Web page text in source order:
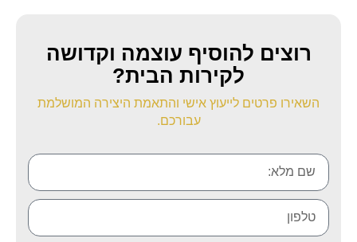
רוצים להוסיף עוצמה וקדושה
לקירות הבית?
השאירו פרטים לייעוץ אישי והתאמת היצירה המושלמת
עבורכם.